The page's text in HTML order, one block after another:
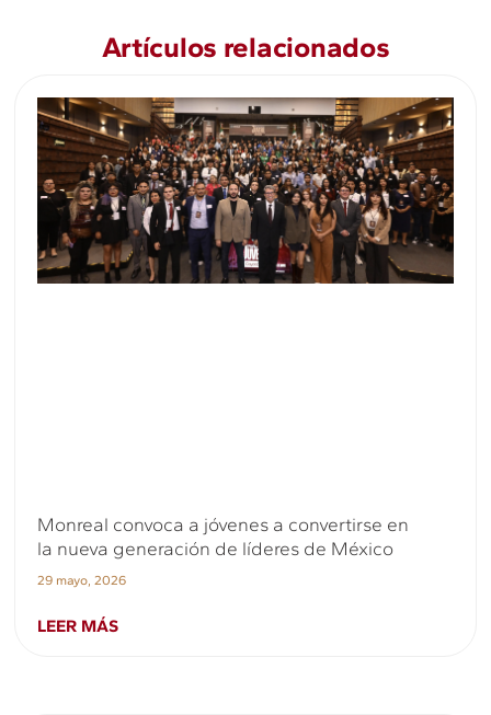
Artículos relacionados
Monreal convoca a jóvenes a convertirse en
la nueva generación de líderes de México
29 mayo, 2026
LEER MÁS